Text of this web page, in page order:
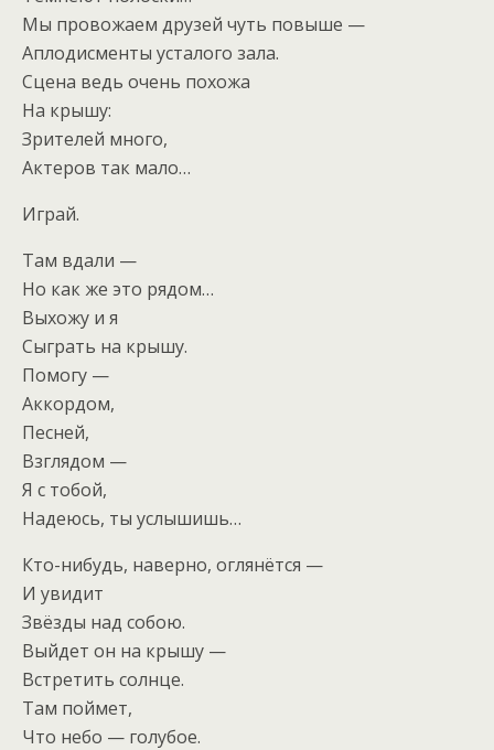
Мы провожаем друзей чуть повыше —
Аплодисменты усталого зала.
Сцена ведь очень похожа
На крышу:
Зрителей много,
Актеров так мало…
Играй.
Там вдали —
Но как же это рядом…
Выхожу и я
Сыграть на крышу.
Помогу —
Аккордом,
Песней,
Взглядом —
Я с тобой,
Надеюсь, ты услышишь…
Кто-нибудь, наверно, оглянётся —
И увидит
Звёзды над собою.
Выйдет он на крышу —
Встретить солнце.
Там поймет,
Что небо — голубое.